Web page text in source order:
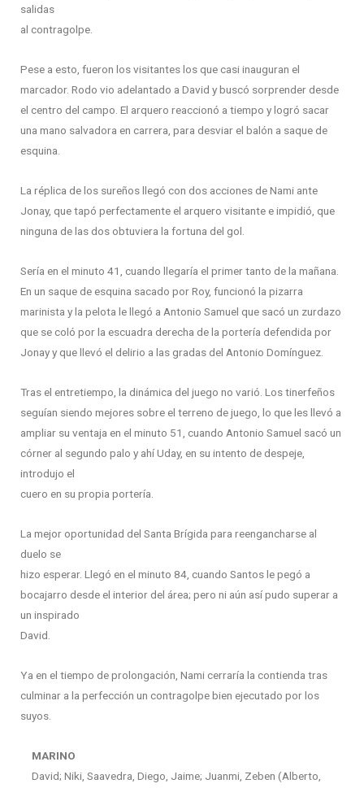
salidas
al contragolpe.
Pese a esto, fueron los visitantes los que casi inauguran el
marcador. Rodo vio adelantado a David y buscó sorprender desde
el centro del campo. El arquero reaccionó a tiempo y logró sacar
una mano salvadora en carrera, para desviar el balón a saque de
esquina.
La réplica de los sureños llegó con dos acciones de Nami ante
Jonay, que tapó perfectamente el arquero visitante e impidió, que
ninguna de las dos obtuviera la fortuna del gol.
Sería en el minuto 41, cuando llegaría el primer tanto de la mañana.
En un saque de esquina sacado por Roy, funcionó la pizarra
marinista y la pelota le llegó a Antonio Samuel que sacó un zurdazo
que se coló por la escuadra derecha de la portería defendida por
Jonay y que llevó el delirio a las gradas del Antonio Domínguez.
Tras el entretiempo, la dinámica del juego no varió. Los tinerfeños
seguían siendo mejores sobre el terreno de juego, lo que les llevó a
ampliar su ventaja en el minuto 51, cuando Antonio Samuel sacó un
córner al segundo palo y ahí Uday, en su intento de despeje,
introdujo el
cuero en su propia portería.
La mejor oportunidad del Santa Brígida para reengancharse al
duelo se
hizo esperar. Llegó en el minuto 84, cuando Santos le pegó a
bocajarro desde el interior del área; pero ni aún así pudo superar a
un inspirado
David.
Ya en el tiempo de prolongación, Nami cerraría la contienda tras
culminar a la perfección un contragolpe bien ejecutado por los
suyos.
MARINO
David; Niki, Saavedra, Diego, Jaime; Juanmi, Zeben (Alberto,